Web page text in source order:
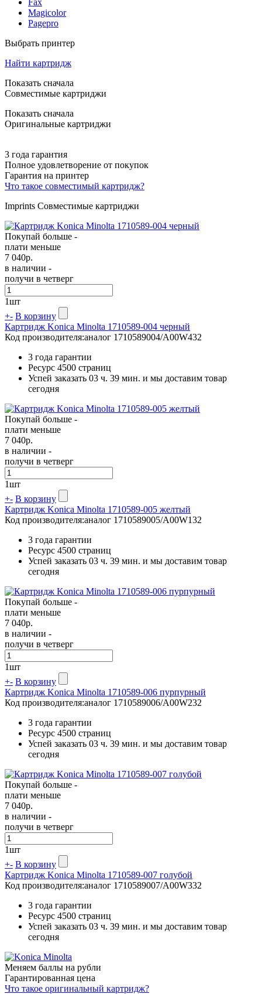
Magicolor
Pagepro
Выбрать принтер
Найти картридж
Показать сначала
Совместимые картриджи
Показать сначала
Оригинальные картриджи
3 года гарантия
Полное удовлетворение от покупок
Гарантия на принтер
Что такое совместимый картридж?
Imprints Совместимые картриджи
Покупай больше -
плати меньше
7 040р.
в наличии -
получи в четверг
1шт
+- В корзину
Картридж Konica Minolta 1710589-004 черный
Код производителя:аналог 1710589004/A00W432
3 года гарантии
Ресурс 4500 страниц
Успей заказать 03 ч. 39 мин. и мы доставим товар
сегодня
Покупай больше -
плати меньше
7 040р.
в наличии -
получи в четверг
1шт
+- В корзину
Картридж Konica Minolta 1710589-005 желтый
Код производителя:аналог 1710589005/A00W132
3 года гарантии
Ресурс 4500 страниц
Успей заказать 03 ч. 39 мин. и мы доставим товар
сегодня
Покупай больше -
плати меньше
7 040р.
в наличии -
получи в четверг
1шт
+- В корзину
Картридж Konica Minolta 1710589-006 пурпурный
Код производителя:аналог 1710589006/A00W232
3 года гарантии
Ресурс 4500 страниц
Успей заказать 03 ч. 39 мин. и мы доставим товар
сегодня
Покупай больше -
плати меньше
7 040р.
в наличии -
получи в четверг
1шт
+- В корзину
Картридж Konica Minolta 1710589-007 голубой
Код производителя:аналог 1710589007/A00W332
3 года гарантии
Ресурс 4500 страниц
Успей заказать 03 ч. 39 мин. и мы доставим товар
сегодня
Меняем баллы на рубли
Гарантированная цена
Что такое оригинальный картридж?